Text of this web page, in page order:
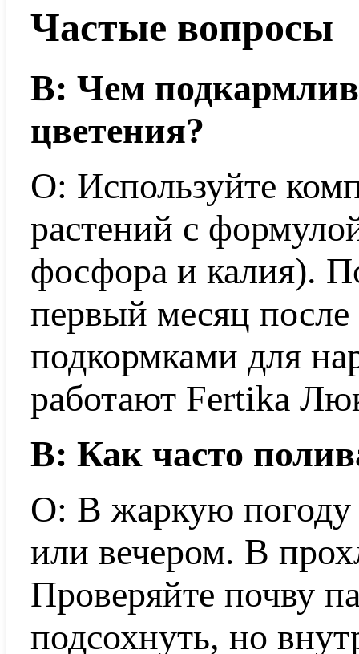
Частые вопросы
В: Чем
цветения?
О: Используйте
растений с
фосфора и калия).
первый месяц
подкормками для
работают Fertika
В: Как часто
О: В жаркую
или вечером. В
Проверяйте почву
подсохнуть, но